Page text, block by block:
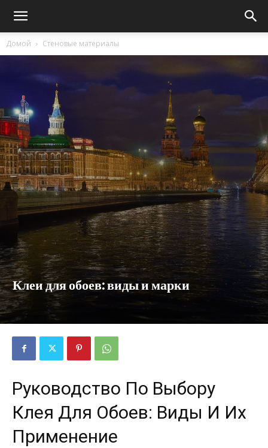
Домой Стеновые материалы
Клеи для обоев: виды и марки
Руководство По Выбору
Клея Для Обоев: Виды И Их
Применение